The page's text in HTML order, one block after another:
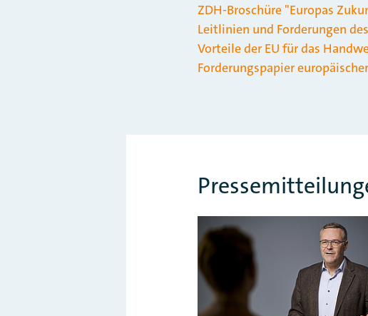
ZDH-Broschüre "Europas
Leitlinien und Forderungen
Vorteile der EU für das
Forderungspapier